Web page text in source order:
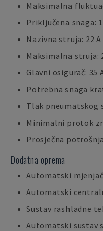
Maksimalna
Priključena snaga:
Nazivna struja: 22 A
Maksimalna struja:
Glavni osigurač: 35
Potrebna snaga
Tlak pneumatskog
Minimalni protok
Prosječna
Dodatna oprema
Automatski
Automatski
Sustav rashladne
Automatski sustav